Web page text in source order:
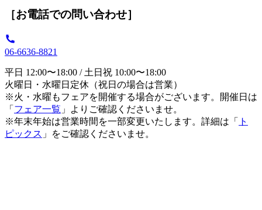
［お電話での問い合わせ］
06-6636-8821
平日 12:00〜18:00 / 土日祝 10:00〜18:00
火曜日・水曜日定休（祝日の場合は営業）
※火・水曜もフェアを開催する場合がございます。開催日は
「 フェア一覧 」よりご確認くださいませ。
※年末年始は営業時間を一部変更いたします。詳細は「
ト
ピックス 」をご確認くださいませ。